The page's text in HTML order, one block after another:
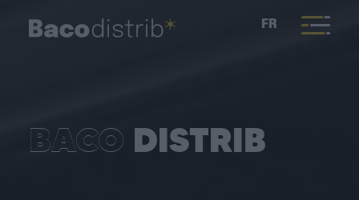
FR
BACO DISTRIB